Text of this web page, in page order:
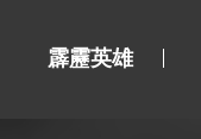
霹靂英雄